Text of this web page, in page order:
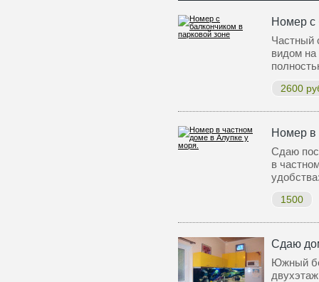
Номер с
Частный
видом на
2600
Номер в
Сдаю
в
1500
Сдаю
Южный